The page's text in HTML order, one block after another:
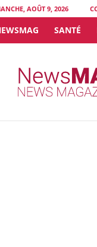
AOÛT 9, 2026
SANTÉ